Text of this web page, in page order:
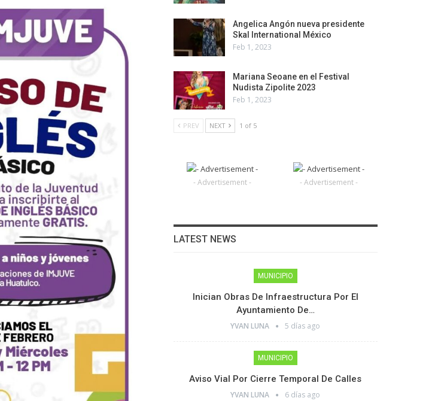
Angelica Angón nueva presidente
Skal International México
Feb 1, 2023
Mariana Seoane en el Festival
Nudista Zipolite 2023
Feb 1, 2023
PREV NEXT 1 of 5
- Advertisement - - Advertisement -
LATEST NEWS
MUNICIPIO
Inician Obras De Infraestructura Por El
Ayuntamiento De…
YVAN LUNA 5 días ago
MUNICIPIO
Aviso Vial Por Cierre Temporal De Calles
YVAN LUNA 6 días ago